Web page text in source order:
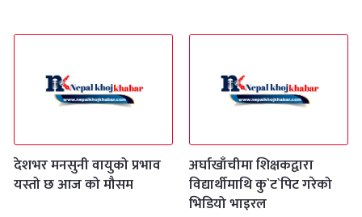
देशभर मनसुनी वायुको प्रभाव
यस्तो छ आज को मौसम
अर्घाखाँचीमा शिक्षकद्वारा
विद्यार्थीमाथि कु`ट`पिट गरेको
भिडियो भाइरल